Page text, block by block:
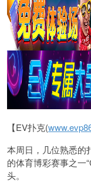
【EV扑克(
本周日，几位熟悉
的体育博彩赛事之一
头。